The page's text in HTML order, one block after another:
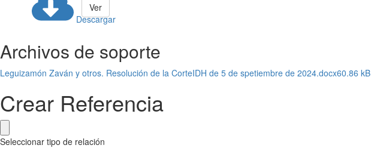
Descargar
Ver
Archivos de soporte
Leguizamón Zaván y otros. Resolución de la CorteIDH de 5 de spetiembre de 2024.docx60.86 kB
Crear Referencia
Seleccionar tipo de relación